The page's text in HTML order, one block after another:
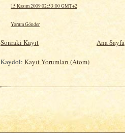
15 Kasım 2009 02:53:00 GMT+2
Yorum Gönder
Sonraki Kayıt Ana Sayfa
Kaydol: Kayıt Yorumları (Atom)